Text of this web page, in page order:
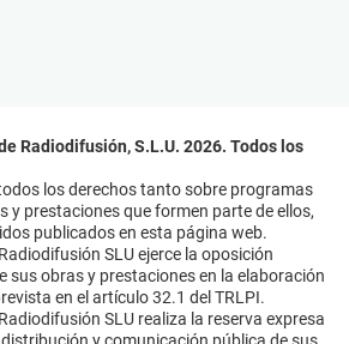
Radiodifusión, S.L.U. 2026. Todos los
los derechos tanto sobre programas
y prestaciones que formen parte de ellos,
publicados en esta página web.
SLU ejerce la oposición
sus obras y prestaciones en la elaboración
en el artículo 32.1 del TRLPI.
SLU realiza la reserva expresa